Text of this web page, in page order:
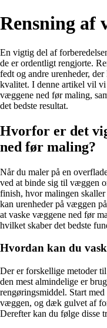
Rensning af
En vigtig del af
de er ordentligt rengjorte.
fedt og andre urenheder,
kvalitet. I denne artikel vil
væggene ned før maling,
det bedste resultat.
Hvorfor er det
ned før maling?
Når du maler på en
ved at binde sig til væggen
finish, hvor malingen
kan urenheder på væggen
at vaske væggene ned før
hvilket skaber det bedste
Hvordan kan du
Der er forskellige metoder
den mest almindelige er
rengøringsmiddel. Start
væggen, og dæk gulvet af
Derefter kan du følge disse